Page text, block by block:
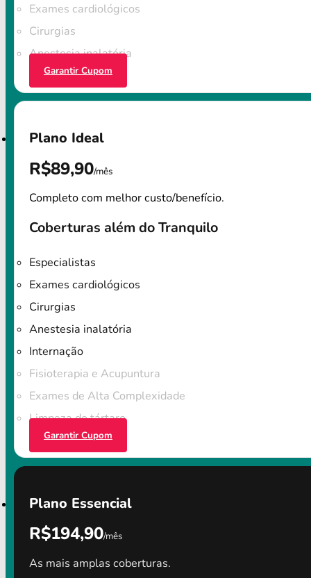
Exames cardiológicos
Cirurgias
Anestesia inalatória
Garantir Cupom
Plano Ideal
R$89,90/mês
Completo com melhor custo/benefício.
Coberturas além do Tranquilo
Especialistas
Exames cardiológicos
Cirurgias
Anestesia inalatória
Internação
Fisioterapia e Acupuntura
Exames de Alta Complexidade
Limpeza do tártaro
Garantir Cupom
Plano Essencial
R$194,90/mês
As mais amplas coberturas.